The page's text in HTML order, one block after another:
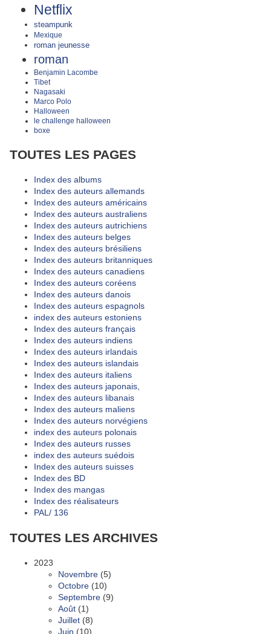
Netflix
steampunk
Mexique
roman jeunesse
roman
Benjamin Lacombe
Tibet
Nagasaki
Marco Polo
Halloween
le challenge halloween
boxe
TOUTES LES PAGES
Index des albums
Index des auteurs allemands
Index des auteurs américains
Index des auteurs australiens
Index des auteurs autrichiens
Index des auteurs belges
Index des auteurs brésiliens
Index des auteurs britanniques
Index des auteurs canadiens
Index des auteurs coréens
Index des auteurs danois
Index des auteurs espagnols
index des auteurs estoniens
Index des auteurs français
Index des auteurs indiens
Index des auteurs irlandais
Index des auteurs islandais
Index des auteurs italiens
Index des auteurs japonais,
Index des auteurs libanais
Index des auteurs maliens
Index des auteurs norvégiens
index des auteurs polonais
Index des auteurs russes
index des auteurs suédois
Index des auteurs suisses
Index des BD
Index des mangas
Index des réalisateurs
PAL/ 136
TOUTES LES ARCHIVES
2023
Novembre (5)
Octobre (10)
Septembre (9)
Août (1)
Juillet (8)
Juin (10)